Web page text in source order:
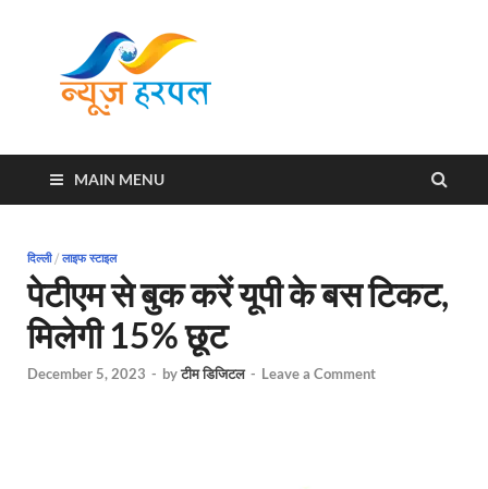
MAIN MENU
दिल्ली/ लाइफ स्टाइल
पेटीएम से बुक करें यूपी के बस टिकट,
मिलेगी 15% छूट
December 5, 2023 - byटीम डिजिटल - Leave a Comment